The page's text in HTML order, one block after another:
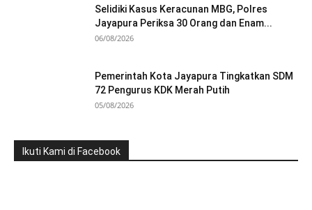
Selidiki Kasus Keracunan MBG, Polres
Jayapura Periksa 30 Orang dan Enam...
06/08/2026
Pemerintah Kota Jayapura Tingkatkan SDM
72 Pengurus KDK Merah Putih
05/08/2026
Ikuti Kami di Facebook